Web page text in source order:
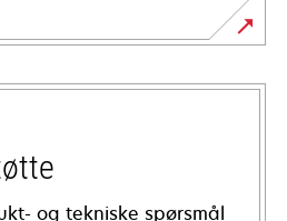
og tekniske spørsmål